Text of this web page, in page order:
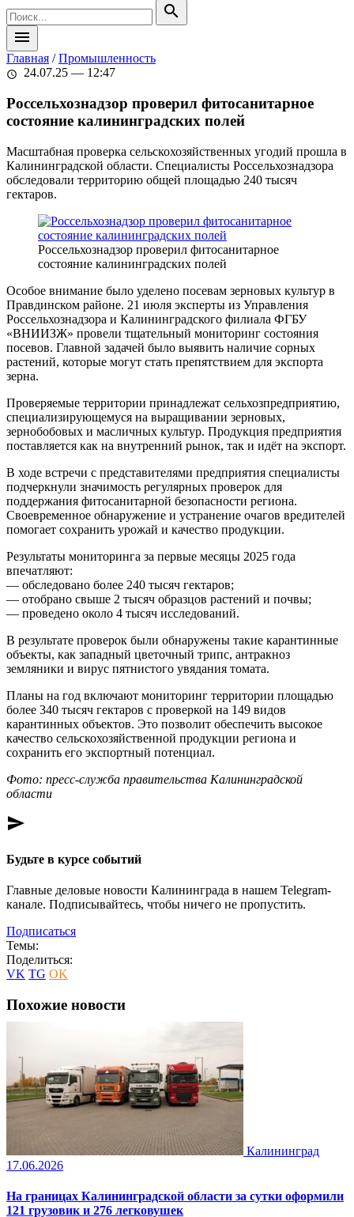
search
menu
Главная /Промышленность
schedule 24.07.25 — 12:47
Россельхознадзор проверил фитосанитарное
состояние калининградских полей
Масштабная проверка сельскохозяйственных угодий прошла в
Калининградской области. Специалисты Россельхознадзора
обследовали территорию общей площадью 240 тысяч
гектаров.
Россельхознадзор проверил фитосанитарное
состояние калининградских полей
Особое внимание было уделено посевам зерновых культур в
Правдинском районе. 21 июля эксперты из Управления
Россельхознадзора и Калининградского филиала ФГБУ
«ВНИИЗЖ» провели тщательный мониторинг состояния
посевов. Главной задачей было выявить наличие сорных
растений, которые могут стать препятствием для экспорта
зерна.
Проверяемые территории принадлежат сельхозпредприятию,
специализирующемуся на выращивании зерновых,
зернобобовых и масличных культур. Продукция предприятия
поставляется как на внутренний рынок, так и идёт на экспорт.
В ходе встречи с представителями предприятия специалисты
подчеркнули значимость регулярных проверок для
поддержания фитосанитарной безопасности региона.
Своевременное обнаружение и устранение очагов вредителей
помогает сохранить урожай и качество продукции.
Результаты мониторинга за первые месяцы 2025 года
впечатляют:
— обследовано более 240 тысяч гектаров;
— отобрано свыше 2 тысяч образцов растений и почвы;
— проведено около 4 тысяч исследований.
В результате проверок были обнаружены такие карантинные
объекты, как западный цветочный трипс, антракноз
земляники и вирус пятнистого увядания томата.
Планы на год включают мониторинг территории площадью
более 340 тысяч гектаров с проверкой на 149 видов
карантинных объектов. Это позволит обеспечить высокое
качество сельскохозяйственной продукции региона и
сохранить его экспортный потенциал.
Фото: пресс-служба правительства Калининградской
области
send
Будьте в курсе событий
Главные деловые новости Калининграда в нашем Telegram-
канале. Подписывайтесь, чтобы ничего не пропустить.
Подписаться
Темы:
Поделиться:
VK TG OK
Похожие новости
Калининград
17.06.2026
На границах Калининградской области за сутки оформили
121 грузовик и 276 легковушек